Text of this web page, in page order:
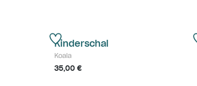
Kinderschal
Koala
35,00 €